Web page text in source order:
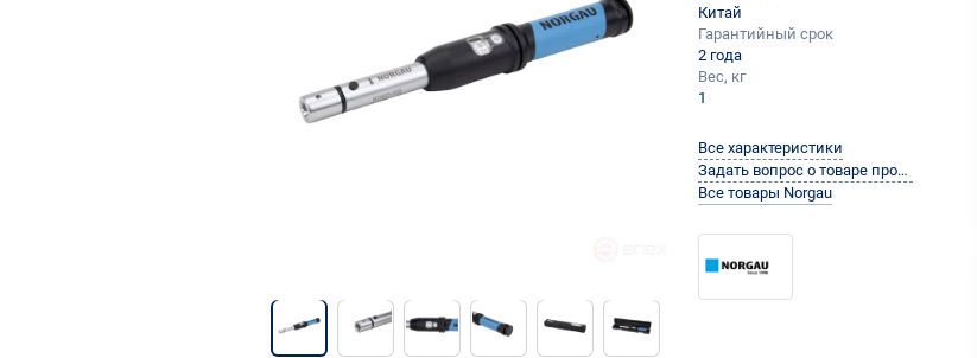
Китай
Гарантийный срок
2 года
Вес, кг
1
Все характеристики
Задать вопрос о товаре производителю
Все товары Norgau